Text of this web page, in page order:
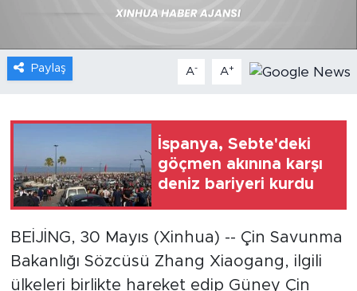
Paylaş A- A+
İspanya, Sebte'deki
göçmen akınına karşı
deniz bariyeri kurdu
BEİJİNG, 30 Mayıs (Xinhua) -- Çin Savunma
Bakanlığı Sözcüsü Zhang Xiaogang, ilgili
ülkeleri birlikte hareket edip Güney Çin
Sağlık
Foto Haber
Seyahat